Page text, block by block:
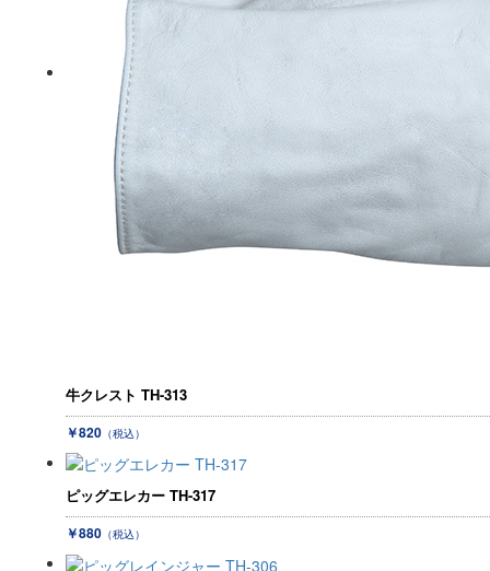
牛クレスト TH-313
￥820 （税込）
ピッグエレカー TH-317
￥880 （税込）